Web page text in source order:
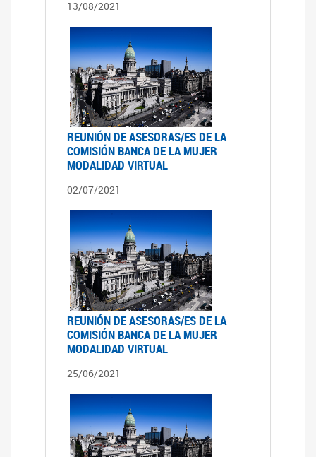
13/08/2021
REUNIÓN DE ASESORAS/ES DE LA
COMISIÓN BANCA DE LA MUJER
MODALIDAD VIRTUAL
02/07/2021
REUNIÓN DE ASESORAS/ES DE LA
COMISIÓN BANCA DE LA MUJER
MODALIDAD VIRTUAL
25/06/2021